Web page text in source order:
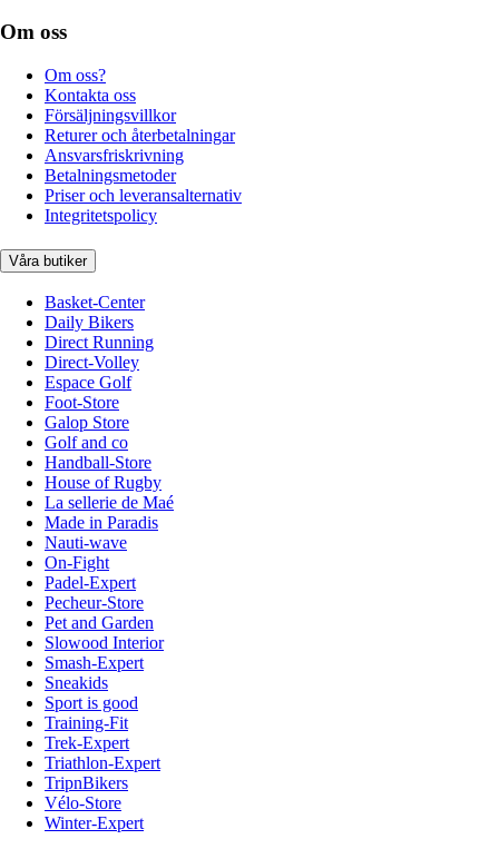
Om oss
Om oss?
Kontakta oss
Försäljningsvillkor
Returer och återbetalningar
Ansvarsfriskrivning
Betalningsmetoder
Priser och leveransalternativ
Integritetspolicy
Våra butiker
Basket-Center
Daily Bikers
Direct Running
Direct-Volley
Espace Golf
Foot-Store
Galop Store
Golf and co
Handball-Store
House of Rugby
La sellerie de Maé
Made in Paradis
Nauti-wave
On-Fight
Padel-Expert
Pecheur-Store
Pet and Garden
Slowood Interior
Smash-Expert
Sneakids
Sport is good
Training-Fit
Trek-Expert
Triathlon-Expert
TripnBikers
Vélo-Store
Winter-Expert